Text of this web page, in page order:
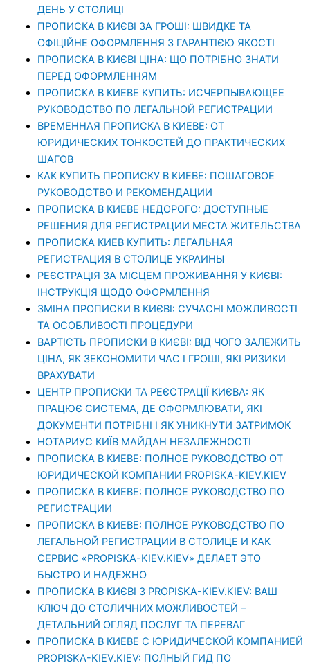
ДЕНЬ У СТОЛИЦІ
ПРОПИСКА В КИЄВІ ЗА ГРОШІ: ШВИДКЕ ТА
ОФІЦІЙНЕ ОФОРМЛЕННЯ З ГАРАНТІЄЮ ЯКОСТІ
ПРОПИСКА В КИЄВІ ЦІНА: ЩО ПОТРІБНО ЗНАТИ
ПЕРЕД ОФОРМЛЕННЯМ
ПРОПИСКА В КИЕВЕ КУПИТЬ: ИСЧЕРПЫВАЮЩЕЕ
РУКОВОДСТВО ПО ЛЕГАЛЬНОЙ РЕГИСТРАЦИИ
ВРЕМЕННАЯ ПРОПИСКА В КИЕВЕ: ОТ
ЮРИДИЧЕСКИХ ТОНКОСТЕЙ ДО ПРАКТИЧЕСКИХ
ШАГОВ
КАК КУПИТЬ ПРОПИСКУ В КИЕВЕ: ПОШАГОВОЕ
РУКОВОДСТВО И РЕКОМЕНДАЦИИ
ПРОПИСКА В КИЕВЕ НЕДОРОГО: ДОСТУПНЫЕ
РЕШЕНИЯ ДЛЯ РЕГИСТРАЦИИ МЕСТА ЖИТЕЛЬСТВА
ПРОПИСКА КИЕВ КУПИТЬ: ЛЕГАЛЬНАЯ
РЕГИСТРАЦИЯ В СТОЛИЦЕ УКРАИНЫ
РЕЄСТРАЦІЯ ЗА МІСЦЕМ ПРОЖИВАННЯ У КИЄВІ:
ІНСТРУКЦІЯ ЩОДО ОФОРМЛЕННЯ
ЗМІНА ПРОПИСКИ В КИЄВІ: СУЧАСНІ МОЖЛИВОСТІ
ТА ОСОБЛИВОСТІ ПРОЦЕДУРИ
ВАРТІСТЬ ПРОПИСКИ В КИЄВІ: ВІД ЧОГО ЗАЛЕЖИТЬ
ЦІНА, ЯК ЗЕКОНОМИТИ ЧАС І ГРОШІ, ЯКІ РИЗИКИ
ВРАХУВАТИ
ЦЕНТР ПРОПИСКИ ТА РЕЄСТРАЦІЇ КИЄВА: ЯК
ПРАЦЮЄ СИСТЕМА, ДЕ ОФОРМЛЮВАТИ, ЯКІ
ДОКУМЕНТИ ПОТРІБНІ І ЯК УНИКНУТИ ЗАТРИМОК
НОТАРИУС КИЇВ МАЙДАН НЕЗАЛЕЖНОСТІ
ПРОПИСКА В КИЕВЕ: ПОЛНОЕ РУКОВОДСТВО ОТ
ЮРИДИЧЕСКОЙ КОМПАНИИ PROPISKA-KIEV.KIEV
ПРОПИСКА В КИЕВЕ: ПОЛНОЕ РУКОВОДСТВО ПО
РЕГИСТРАЦИИ
ПРОПИСКА В КИЕВЕ: ПОЛНОЕ РУКОВОДСТВО ПО
ЛЕГАЛЬНОЙ РЕГИСТРАЦИИ В СТОЛИЦЕ И КАК
СЕРВИС «PROPISKA-KIEV.KIEV» ДЕЛАЕТ ЭТО
БЫСТРО И НАДЕЖНО
ПРОПИСКА В КИЄВІ З PROPISKA-KIEV.KIEV: ВАШ
КЛЮЧ ДО СТОЛИЧНИХ МОЖЛИВОСТЕЙ –
ДЕТАЛЬНИЙ ОГЛЯД ПОСЛУГ ТА ПЕРЕВАГ
ПРОПИСКА В КИЕВЕ С ЮРИДИЧЕСКОЙ КОМПАНИЕЙ
PROPISKA-KIEV.KIEV: ПОЛНЫЙ ГИД ПО